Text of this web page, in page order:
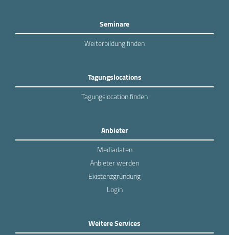
Seminare
Weiterbildung finden
Tagungslocations
Tagungslocation finden
Anbieter
Mediadaten
Anbieter werden
Existenzgründung
Login
Weitere Services